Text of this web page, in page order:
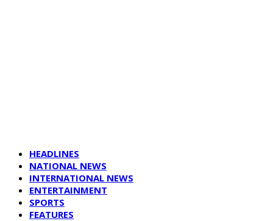
HEADLINES
NATIONAL NEWS
INTERNATIONAL NEWS
ENTERTAINMENT
SPORTS
FEATURES